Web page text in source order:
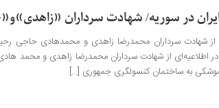
از شهادت سرداران محمدرضا زاهدی و محمدهادی حاجی
اطلاعیه‌ای از شهادت سرداران محمدرضا زاهدی و محمد
به ساختمان کنسولگری جمهوری […]